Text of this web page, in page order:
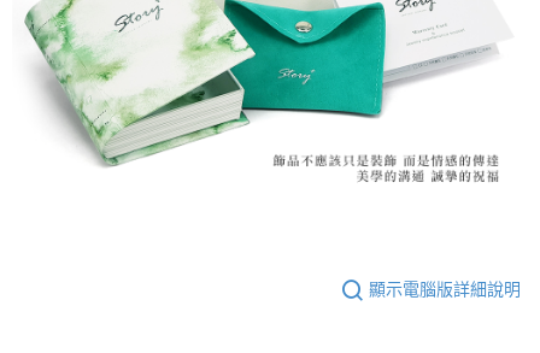
顯示電腦版詳細說明